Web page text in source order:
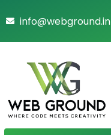
info@webground.in